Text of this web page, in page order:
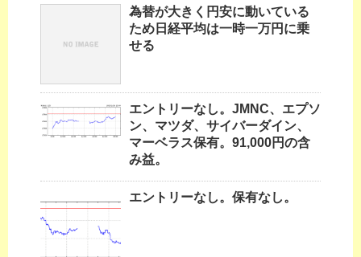
為替が大きく円安に動いている
ため日経平均は一時一万円に乗
せる
エントリーなし。JMNC、エプソ
ン、マツダ、サイバーダイン、
マーベラス保有。91,000円の含
み益。
エントリーなし。保有なし。